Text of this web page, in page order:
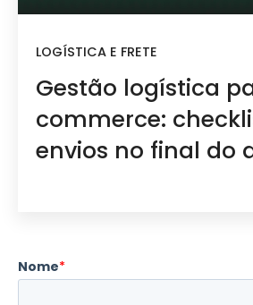
LOGÍSTICA E FRETE
Gestão logística
commerce:
envios no final do